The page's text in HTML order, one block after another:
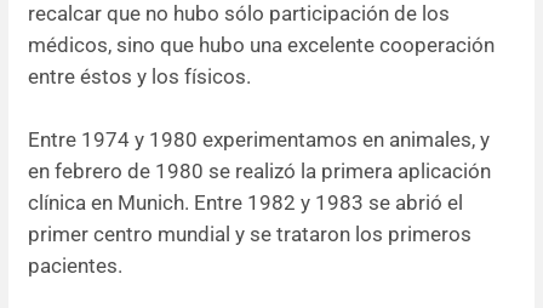
recalcar que no hubo sólo participación de los
médicos, sino que hubo una excelente cooperación
entre éstos y los físicos.
Entre 1974 y 1980 experimentamos en animales, y
en febrero de 1980 se realizó la primera aplicación
clínica en Munich. Entre 1982 y 1983 se abrió el
primer centro mundial y se trataron los primeros
pacientes.